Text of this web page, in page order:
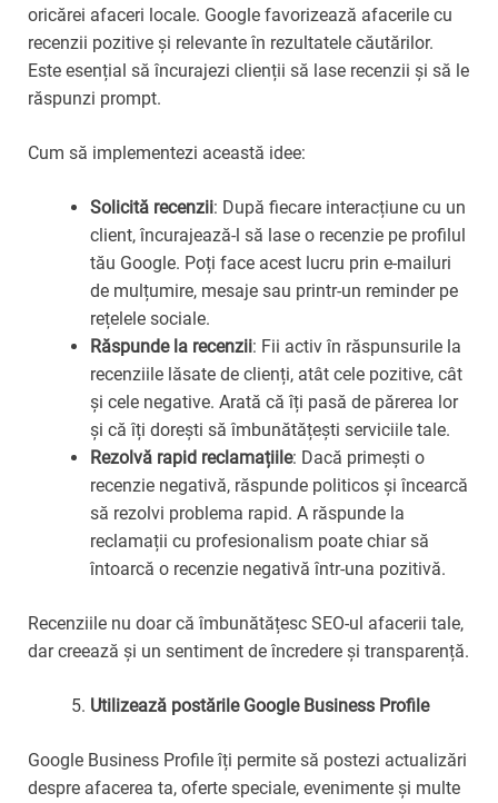
oricărei afaceri locale. Google favorizează afacerile cu
recenzii pozitive și relevante în rezultatele căutărilor.
Este esențial să încurajezi clienții să lase recenzii și să le
răspunzi prompt.
Cum să implementezi această idee:
Solicită recenzii: După fiecare interacțiune cu un
client, încurajează-l să lase o recenzie pe profilul
tău Google. Poți face acest lucru prin e-mailuri
de mulțumire, mesaje sau printr-un reminder pe
rețelele sociale.
Răspunde la recenzii: Fii activ în răspunsurile la
recenziile lăsate de clienți, atât cele pozitive, cât
și cele negative. Arată că îți pasă de părerea lor
și că îți dorești să îmbunătățești serviciile tale.
Rezolvă rapid reclamațiile: Dacă primești o
recenzie negativă, răspunde politicos și încearcă
să rezolvi problema rapid. A răspunde la
reclamații cu profesionalism poate chiar să
întoarcă o recenzie negativă într-una pozitivă.
Recenziile nu doar că îmbunătățesc SEO-ul afacerii tale,
dar creează și un sentiment de încredere și transparență.
Utilizează postările Google Business Profile
Google Business Profile îți permite să postezi actualizări
despre afacerea ta, oferte speciale, evenimente și multe